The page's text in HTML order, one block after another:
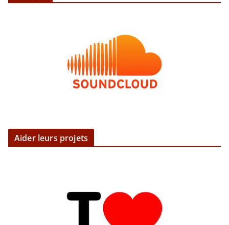
Aider leurs projets